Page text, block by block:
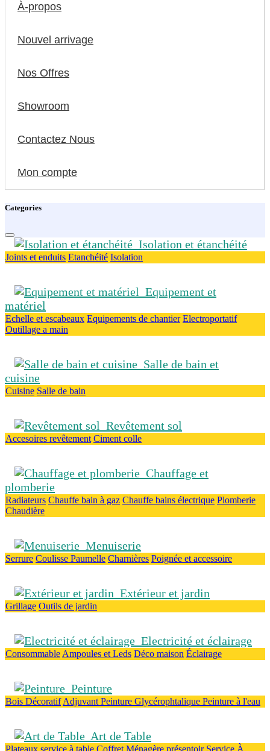
À-propos
Nouvel arrivage
Nos Offres
Showroom
Contactez Nous
Mon compte
Categories
Isolation et étanchéité
Joints et enduits Etanchéité Isolation
Equipement et
matériel
Echelle et escabeaux Equipements de chantier Electroportatif
Outillage a main
Salle de bain et
cuisine
Cuisine Salle de bain
Revêtement sol
Accesoires revêtement Ciment colle
Chauffage et
plomberie
Radiateurs Chauffe bain à gaz Chauffe bains électrique Plomberie
Chaudière
Menuiserie
Serrure Coulisse Paumelle Charnières Poignée et accessoire
Extérieur et jardin
Grillage Outils de jardin
Electricité et éclairage
Consommable Ampoules et Leds Déco maison Éclairage
Peinture
Bois Décoratif Adjuvant Peinture Glycérophtalique Peinture à l'eau
Art de Table
Plateaux service à table Coffret Ménagère présentoir Service À